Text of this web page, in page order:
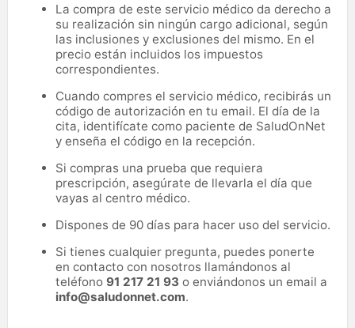
La compra de este servicio médico da derecho a
su realización sin ningún cargo adicional, según
las inclusiones y exclusiones del mismo. En el
precio están incluidos los impuestos
correspondientes.
Cuando compres el servicio médico, recibirás un
código de autorización en tu email. El día de la
cita, identifícate como paciente de SaludOnNet
y enseña el código en la recepción.
Si compras una prueba que requiera
prescripción, asegúrate de llevarla el día que
vayas al centro médico.
Dispones de 90 días para hacer uso del servicio.
Si tienes cualquier pregunta, puedes ponerte
en contacto con nosotros llamándonos al
teléfono 91 217 21 93 o enviándonos un email a
info@saludonnet.com.